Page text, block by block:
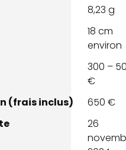
8,23 g
18 cm
environ
300 –
€
(frais inclus)
650 €
26